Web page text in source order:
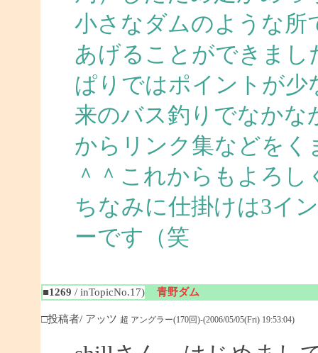
小さなダムのような所
あげることができま
ぱりではポイントが少
来のバス釣りでなかな
からリンク集などを
＾＾これからもよろ
ちなみに仕掛けは3イ
ーです（笑
■1269 / inTopicNo.17) 青野ダム
□投稿者/ アッツ 超 アングラー(170回)-(2006/05/05(Fri) 19:53:04)